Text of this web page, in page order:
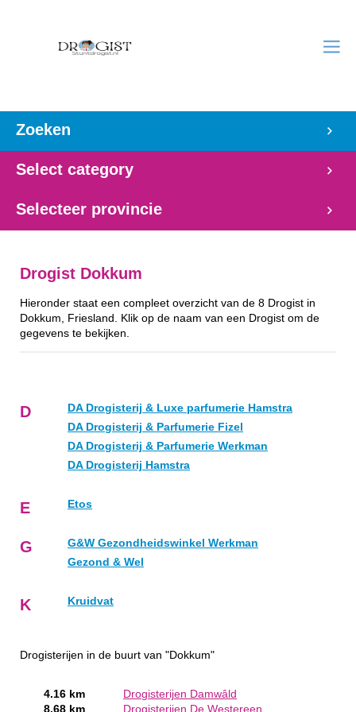
Zoeken
Select category
Selecteer provincie
Drogist Dokkum
Hieronder staat een compleet overzicht van de 8 Drogist in
Dokkum, Friesland. Klik op de naam van een Drogist om de
gegevens te bekijken.
D
DA Drogisterij & Luxe parfumerie Hamstra
DA Drogisterij & Parfumerie Fizel
DA Drogisterij & Parfumerie Werkman
DA Drogisterij Hamstra
E Etos
G
G&W Gezondheidswinkel Werkman
Gezond & Wel
K Kruidvat
Drogisterijen in de buurt van "Dokkum"
4.16 km
Drogisterijen Damwâld
8.68 km
Drogisterijen De Westereen